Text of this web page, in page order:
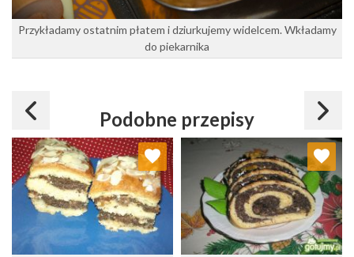
Przykładamy ostatnim płatem i dziurkujemy widelcem. Wkładamy
do piekarnika
Podobne przepisy
Dodaj do ulubionych
Wybierz listę:
Dodaj do ulubionych
Wybierz listę: